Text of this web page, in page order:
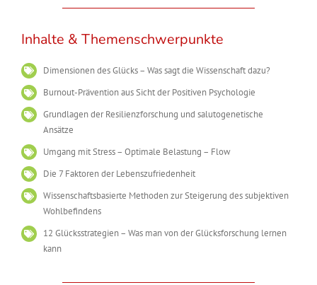
Inhalte & Themenschwerpunkte
Dimensionen des Glücks – Was sagt die Wissenschaft dazu?
Burnout-Prävention aus Sicht der Positiven Psychologie
Grundlagen der Resilienzforschung und salutogenetische
Ansätze
Umgang mit Stress – Optimale Belastung – Flow
Die 7 Faktoren der Lebenszufriedenheit
Wissenschaftsbasierte Methoden zur Steigerung des subjektiven
Wohlbefindens
12 Glücksstrategien – Was man von der Glücksforschung lernen
kann